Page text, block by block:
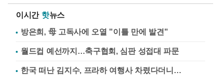
이시간 핫뉴스
방은희, 母 고독사에 오열 "이틀 만에 발견"
월드컵 예선까지…축구협회, 심판 성접대 파문
한국 떠난 김지수, 프라하 여행사 차렸다더니…